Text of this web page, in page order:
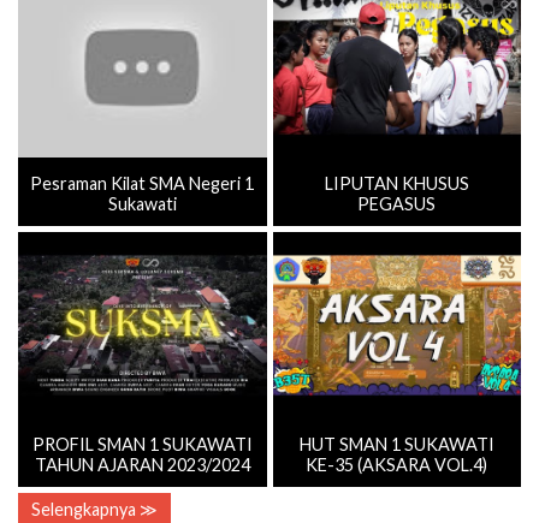
Pesraman Kilat SMA Negeri 1
Sukawati
LIPUTAN KHUSUS
PEGASUS
PROFIL SMAN 1 SUKAWATI
TAHUN AJARAN 2023/2024
HUT SMAN 1 SUKAWATI
KE-35 (AKSARA VOL.4)
Selengkapnya ≫